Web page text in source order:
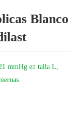
Blanco
mmHg en talla L,